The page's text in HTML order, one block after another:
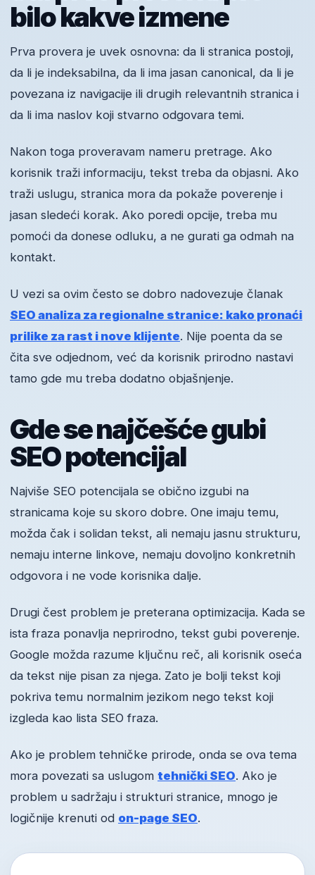
bilo kakve izmene
Prva provera je uvek osnovna: da li stranica postoji,
da li je indeksabilna, da li ima jasan canonical, da li je
povezana iz navigacije ili drugih relevantnih stranica i
da li ima naslov koji stvarno odgovara temi.
Nakon toga proveravam nameru pretrage. Ako
korisnik traži informaciju, tekst treba da objasni. Ako
traži uslugu, stranica mora da pokaže poverenje i
jasan sledeći korak. Ako poredi opcije, treba mu
pomoći da donese odluku, a ne gurati ga odmah na
kontakt.
U vezi sa ovim često se dobro nadovezuje članak
SEO analiza za regionalne stranice: kako pronaći
prilike za rast i nove klijente. Nije poenta da se
čita sve odjednom, već da korisnik prirodno nastavi
tamo gde mu treba dodatno objašnjenje.
Gde se najčešće gubi
SEO potencijal
Najviše SEO potencijala se obično izgubi na
stranicama koje su skoro dobre. One imaju temu,
možda čak i solidan tekst, ali nemaju jasnu strukturu,
nemaju interne linkove, nemaju dovoljno konkretnih
odgovora i ne vode korisnika dalje.
Drugi čest problem je preterana optimizacija. Kada se
ista fraza ponavlja neprirodno, tekst gubi poverenje.
Google možda razume ključnu reč, ali korisnik oseća
da tekst nije pisan za njega. Zato je bolji tekst koji
pokriva temu normalnim jezikom nego tekst koji
izgleda kao lista SEO fraza.
Ako je problem tehničke prirode, onda se ova tema
mora povezati sa uslugom tehnički SEO. Ako je
problem u sadržaju i strukturi stranice, mnogo je
logičnije krenuti od on-page SEO.